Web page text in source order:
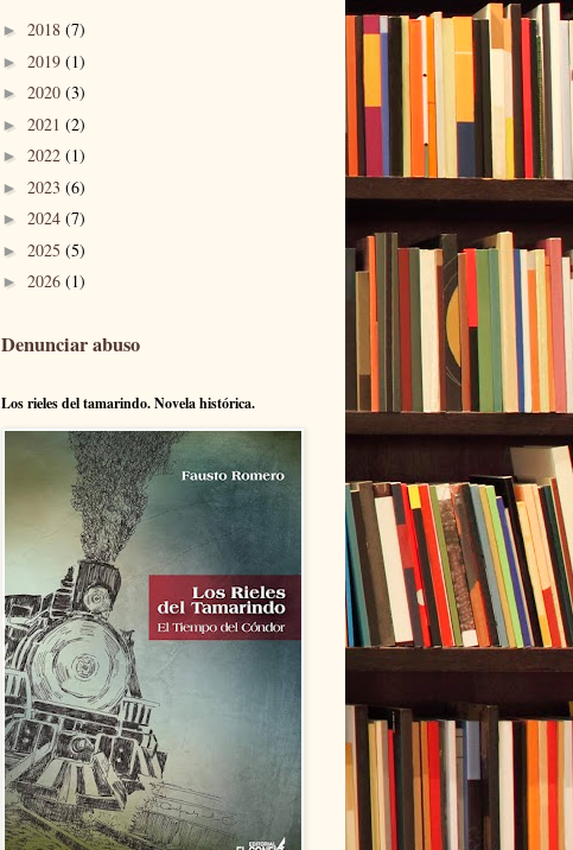
► 2018 (7)
► 2019 (1)
► 2020 (3)
► 2021 (2)
► 2022 (1)
► 2023 (6)
► 2024 (7)
► 2025 (5)
► 2026 (1)
Denunciar abuso
Los rieles del tamarindo. Novela histórica.